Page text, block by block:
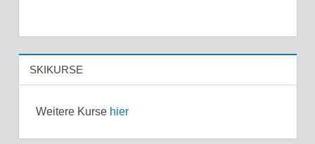
SKIKURSE
Weitere Kurse hier